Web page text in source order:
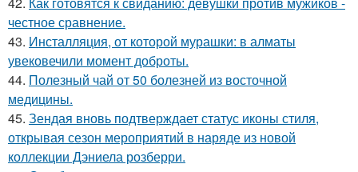
честное сравнение.
43. Инсталляция, от которой мурашки: в алматы
увековечили момент доброты.
44. Полезный чай от 50 болезней из восточной
медицины.
45. Зендая вновь подтверждает статус иконы стиля,
открывая сезон мероприятий в наряде из новой
коллекции Дэниела розберри.